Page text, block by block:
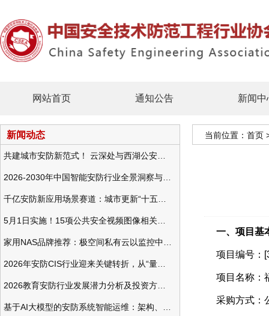
网站首页 通知公告 新闻中
新闻动态 当前位置： 首页
一、项目基
项目编号：
项目名称：
采购方式：